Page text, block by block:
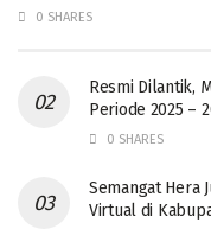
0 SHARES
Resmi Dilantik,
Periode 2025 –
0 SHARES
Semangat Hera
Virtual di